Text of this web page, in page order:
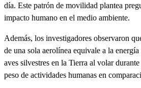
día. Este patrón de movilidad plantea
impacto humano en el medio ambiente.
Además, los investigadores observaron
de una sola aerolínea equivale a la
aves silvestres en la Tierra al volar
peso de actividades humanas en